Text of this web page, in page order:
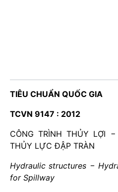
TIÊU CHUẨN QUỐC GIA
TCVN 9147 : 2012
CÔNG TRÌNH THỦY LỢI
THỦY LỰC ĐẬP TRÀN
Hydraulic structures −
for Spillway